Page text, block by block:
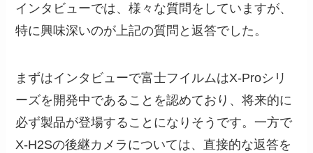
インタビューでは、様々な質問をしていますが、
特に興味深いのが上記の質問と返答でした。
まずはインタビューで富士フイルムはX-Proシリ
ーズを開発中であることを認めており、将来的に
必ず製品が登場することになりそうです。一方で
X-H2Sの後継カメラについては、直接的な返答を